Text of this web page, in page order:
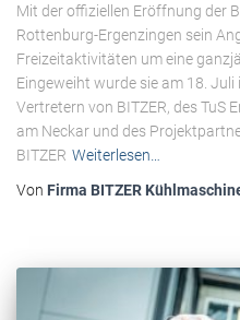
Mit der offiziellen Eröffnung der
Rottenburg-Ergenzingen sein
Freizeitaktivitäten um eine
Eingeweiht wurde sie am 18.
Vertretern von BITZER, des TuS
am Neckar und des
BITZER Weiterlesen…
Von Firma BITZER